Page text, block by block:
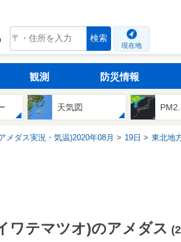
tenki.jp 検索
現在地
観測 防災情報
天気図
メダス実況・気温)2020年08月 19日 東北地
ワテマツオ)のアメダス